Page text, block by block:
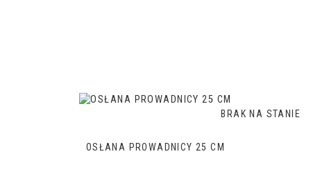
BRAK NA STANIE
OSŁANA PROWADNICY 25 CM